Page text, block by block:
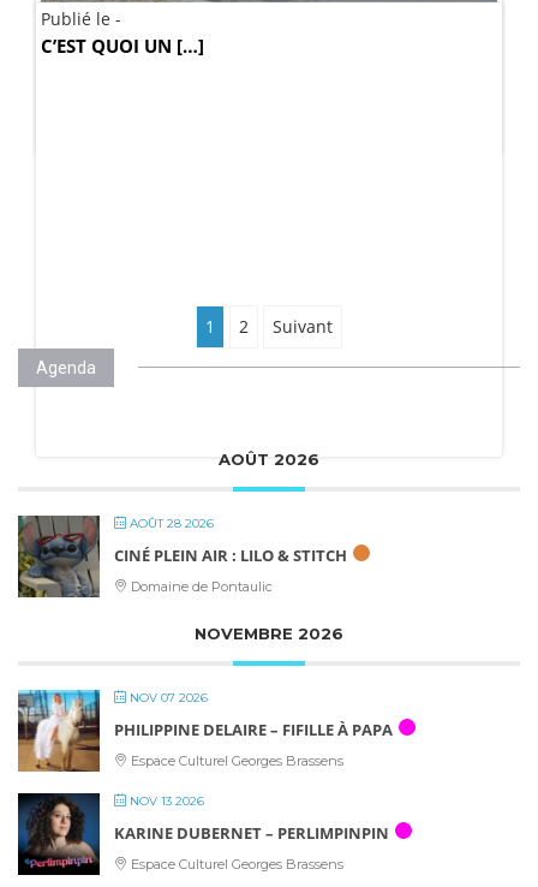
Publié le - 28 janvier 2013
Le restaurant de […]
Publié le -
C’EST QUOI UN […]
NAVIGATION
DES
1 2 Suivant
Agenda
AOÛT 2026
AOÛT 28 2026
CINÉ PLEIN AIR : LILO & STITCH
Domaine de Pontaulic
NOVEMBRE 2026
NOV 07 2026
PHILIPPINE DELAIRE – FIFILLE À PAPA
Espace Culturel Georges Brassens
NOV 13 2026
KARINE DUBERNET – PERLIMPINPIN
Espace Culturel Georges Brassens